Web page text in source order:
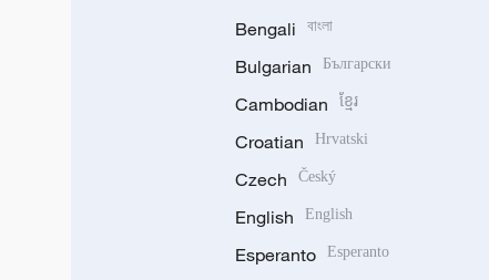
Bengali বাংলা
Bulgarian Български
Cambodian ខ្មែរ
Croatian Hrvatski
Czech Český
English English
Esperanto Esperanto